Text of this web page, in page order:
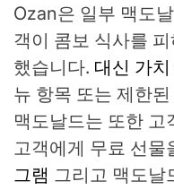
Ozan은 일부 맥도
객이 콤보 식사를
했습니다. 대신 가
뉴 항목 또는 제한
맥도날드는 또한 고
고객에게 무료 선물
그램 그리고 맥도날